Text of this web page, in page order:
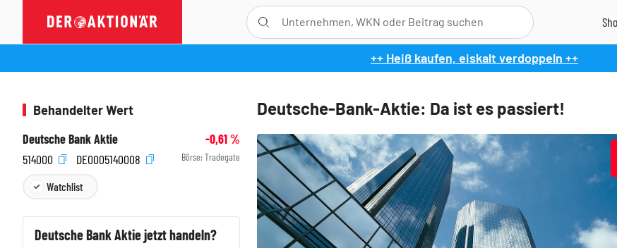
++ Heiß kaufen, eiskalt verdoppeln ++
Deutsche-Bank-Aktie: Da ist es passiert!
Behandelter Wert
Deutsche Bank Aktie
-0,61%
514000
DE0005140008 Börse: Tradegate
Watchlist
Deutsche BankAktie jetzt handeln?